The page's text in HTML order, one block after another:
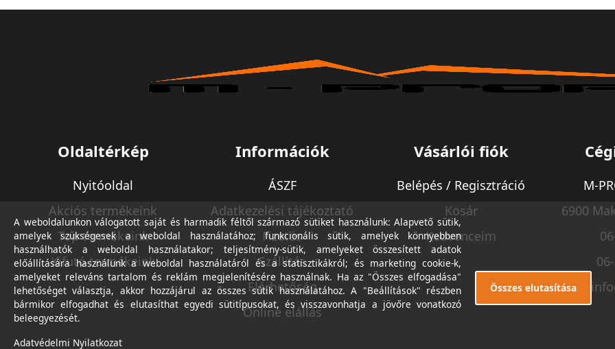
Oldaltérkép
Nyitóoldal
Akciós termékeink
Top termékeink
Kifutó termékeink
Információk
ÁSZF
Adatkezelési tájékoztató
Fizetés
Szállítás
Elérhetőség
Online elállás
Vásárlói fiók
Belépés / Regisztráció
Kosár
Kedvenceim
M-
6900
A weboldalunkon válogatott saját és harmadik féltől származó sütiket használunk: Alapvető sütik,
amelyek szükségesek a weboldal használatához; funkcionális sütik, amelyek könnyebben
használhatók a weboldal használatakor; teljesítmény-sütik, amelyeket összesített adatok
előállítására használunk a weboldal használatáról és a statisztikákról; és marketing cookie-k,
amelyeket releváns tartalom és reklám megjelenítésére használnak. Ha az "Összes elfogadása"
lehetőséget választja, akkor hozzájárul az összes sütik használatához. A "Beállítások" részben
bármikor elfogadhat és elutasíthat egyedi sütitípusokat, és visszavonhatja a jövőre vonatkozó
beleegyezését.
Adatvédelmi Nyilatkozat
Összes elutasítása